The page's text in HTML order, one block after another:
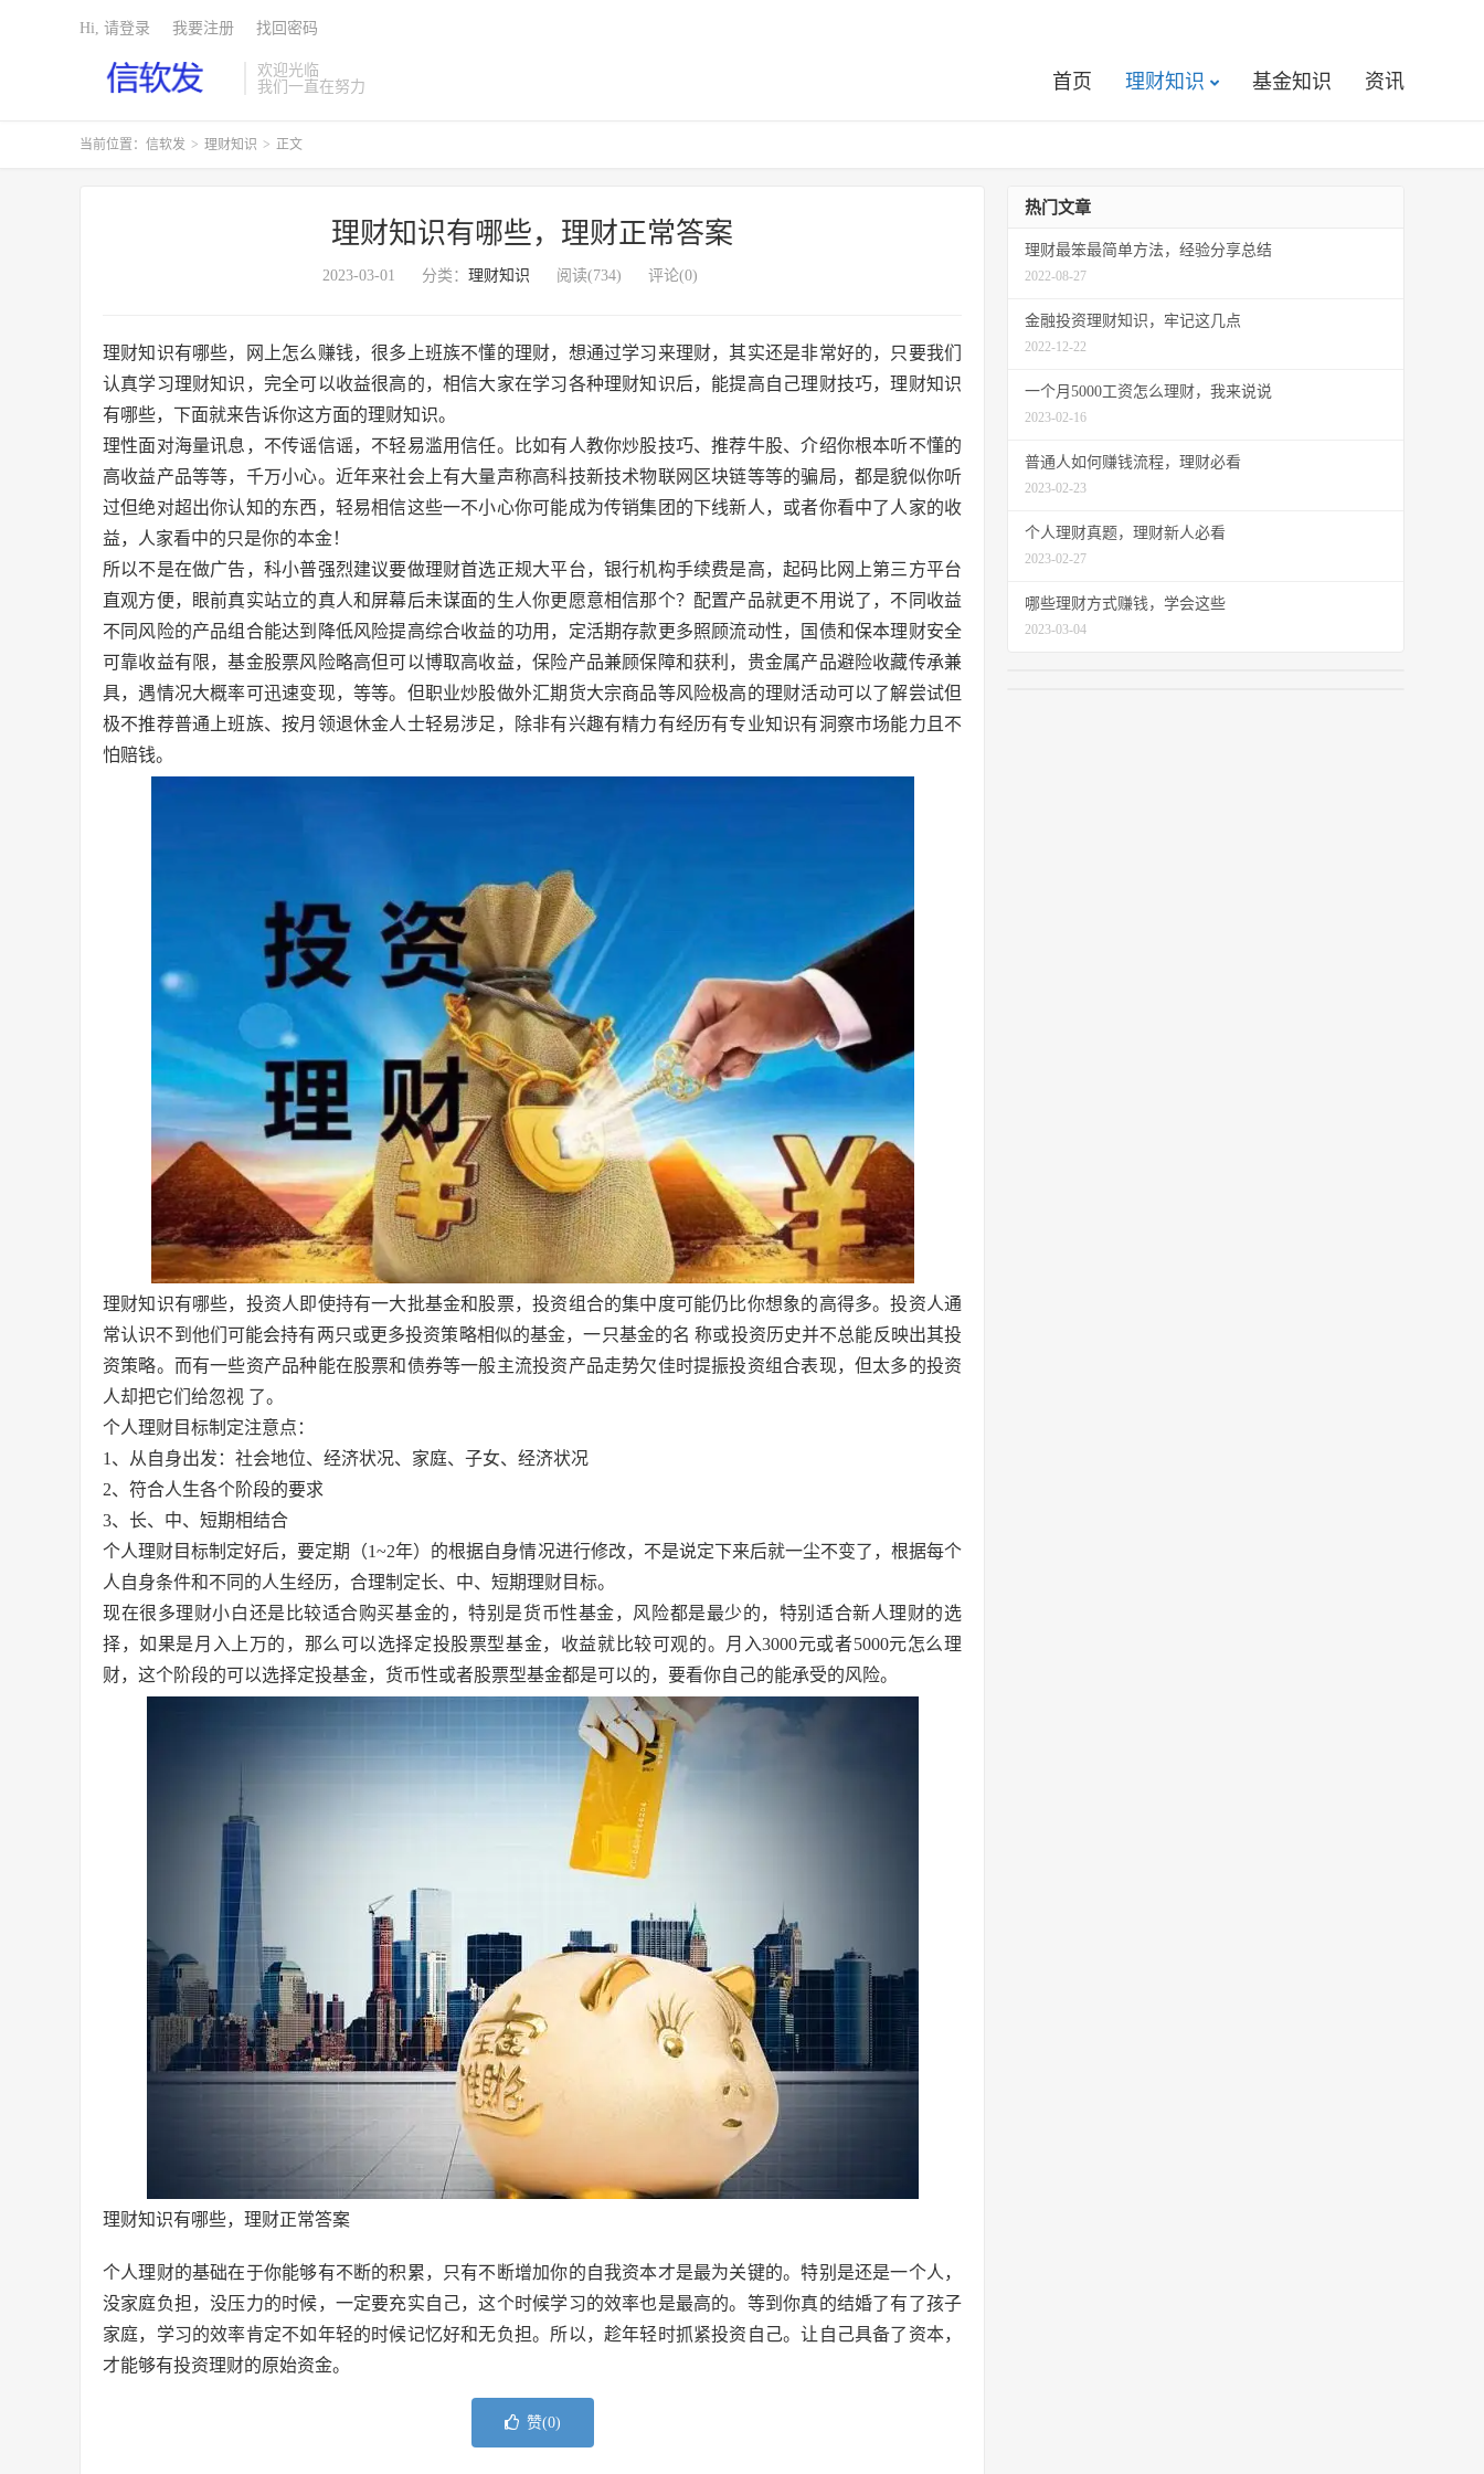
欢迎光临
我们一直在努力
首页 理财知识 基金知识 资讯
Hi, 请登录 我要注册 找回密码
当前位置： 信软发 > 理财知识 > 正文
理财知识有哪些，理财正常答案
2023-03-01 分类： 理财知识 阅读(734) 评论(0)
理财知识有哪些，网上怎么赚钱，很多上班族不懂的理财，想通过学习来理财，其实还是非常好的，只要我们
认真学习理财知识，完全可以收益很高的，相信大家在学习各种理财知识后，能提高自己理财技巧，理财知识
有哪些，下面就来告诉你这方面的理财知识。
理性面对海量讯息，不传谣信谣，不轻易滥用信任。比如有人教你炒股技巧、推荐牛股、介绍你根本听不懂的
高收益产品等等，千万小心。近年来社会上有大量声称高科技新技术物联网区块链等等的骗局，都是貌似你听
过但绝对超出你认知的东西，轻易相信这些一不小心你可能成为传销集团的下线新人，或者你看中了人家的收
益，人家看中的只是你的本金！
所以不是在做广告，科小普强烈建议要做理财首选正规大平台，银行机构手续费是高，起码比网上第三方平台
直观方便，眼前真实站立的真人和屏幕后未谋面的生人你更愿意相信那个？配置产品就更不用说了，不同收益
不同风险的产品组合能达到降低风险提高综合收益的功用，定活期存款更多照顾流动性，国债和保本理财安全
可靠收益有限，基金股票风险略高但可以博取高收益，保险产品兼顾保障和获利，贵金属产品避险收藏传承兼
具，遇情况大概率可迅速变现，等等。但职业炒股做外汇期货大宗商品等风险极高的理财活动可以了解尝试但
极不推荐普通上班族、按月领退休金人士轻易涉足，除非有兴趣有精力有经历有专业知识有洞察市场能力且不
怕赔钱。
理财知识有哪些， 投资人即使持有一大批基金和股票，投资组合的集中度可能仍比你想象的高得多。投资人通
常认识不到他们可能会持有两只或更多投资策略相似的基金，一只基金的名 称或投资历史并不总能反映出其投
资策略。而有一些资产品种能在股票和债券等一般主流投资产品走势欠佳时提振投资组合表现，但太多的投资
人却把它们给忽视 了。
个人理财目标制定注意点：
1、从自身出发：社会地位、经济状况、家庭、子女、经济状况
2、符合人生各个阶段的要求
3、长、中、短期相结合
个人理财目标制定好后，要定期（1~2年）的根据自身情况进行修改，不是说定下来后就一尘不变了，根据每个
人自身条件和不同的人生经历，合理制定长、中、短期理财目标。
现在很多理财小白还是比较适合购买基金的，特别是货币性基金，风险都是最少的，特别适合新人理财的选
择，如果是月入上万的，那么可以选择定投股票型基金，收益就比较可观的。月入3000元或者5000元怎么理
财，这个阶段的可以选择定投基金，货币性或者股票型基金都是可以的，要看你自己的能承受的风险。
理财知识有哪些，理财正常答案
个人理财的基础在于你能够有不断的积累，只有不断增加你的自我资本才是最为关键的。特别是还是一个人，
没家庭负担，没压力的时候，一定要充实自己，这个时候学习的效率也是最高的。等到你真的结婚了有了孩子
家庭，学习的效率肯定不如年轻的时候记忆好和无负担。所以，趁年轻时抓紧投资自己。让自己具备了资本，
才能够有投资理财的原始资金。
赞(0)
热门文章
理财最笨最简单方法，经验分享总结
2022-08-27
金融投资理财知识，牢记这几点
2022-12-22
一个月5000工资怎么理财，我来说说
2023-02-16
普通人如何赚钱流程，理财必看
2023-02-23
个人理财真题，理财新人必看
2023-02-27
哪些理财方式赚钱，学会这些
2023-03-04